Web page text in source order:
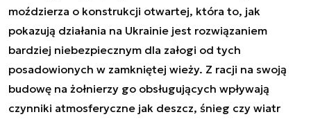
moździerza o konstrukcji otwartej, która to, jak
pokazują działania na Ukrainie jest rozwiązaniem
bardziej niebezpiecznym dla załogi od tych
posadowionych w zamkniętej wieży. Z racji na swoją
budowę na żołnierzy go obsługujących wpływają
czynniki atmosferyczne jak deszcz, śnieg czy wiatr